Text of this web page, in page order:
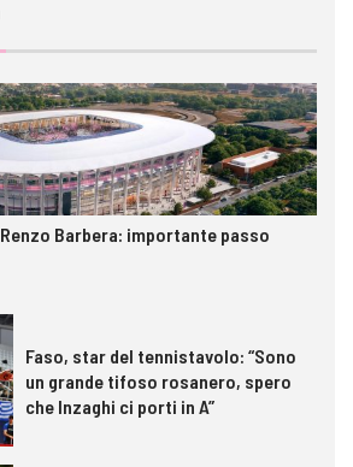
Barbera: importante passo
Faso, star del tennistavolo: “Sono
un grande tifoso rosanero, spero
che Inzaghi ci porti in A”